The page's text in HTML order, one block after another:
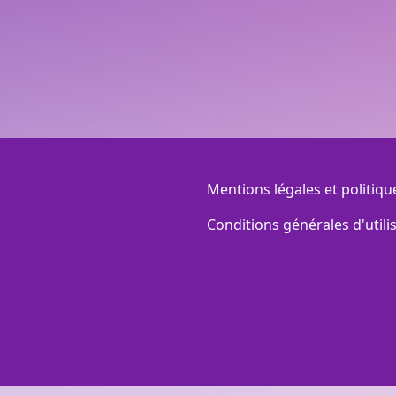
Menu Footer
Mentions légales et
Conditions générales